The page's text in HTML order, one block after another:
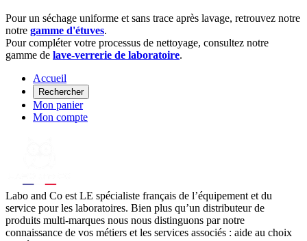
Pour un séchage uniforme et sans trace après lavage, retrouvez notre
notre gamme d'étuves.
Pour compléter votre processus de nettoyage, consultez notre
gamme de lave-verrerie de laboratoire.
Accueil
Rechercher
Mon panier
Mon compte
Labo and Co est LE spécialiste français de l’équipement et du
service pour les laboratoires. Bien plus qu’un distributeur de
produits multi-marques nous nous distinguons par notre
connaissance de vos métiers et les services associés : aide au choix